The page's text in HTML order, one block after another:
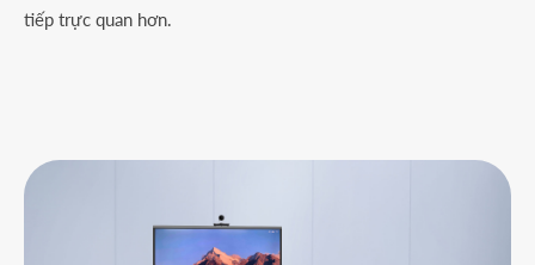
tiếp trực quan hơn.